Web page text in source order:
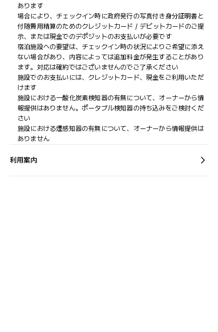
あります
場合により、チェックイン時に政府発行の写真付き身分証明書と
付随費用精算のためのクレジットカード / デビットカードのご提
示、または現金でのデポジットのお支払いが必要です
宿泊施設への要望は、チェックイン時の状況によりご希望に添え
ない場合があり、内容によっては追加料金が発生することがあり
ます。対応は確約ではございませんのでご了承ください
施設でのお支払いには、クレジットカード、現金をご利用いただ
けます
施設における一酸化炭素検知器の有無について、オーナーから情
報提供はありません。ポータブル検知器の持ち込みをご検討くだ
さい
施設における煙感知器の有無について、オーナーから情報提供は
ありません
利用案内